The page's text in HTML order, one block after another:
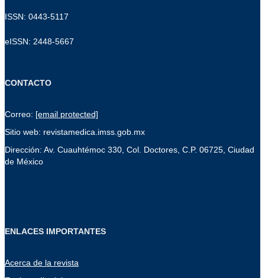
ISSN: 0443-5117
eISSN: 2448-5667
CONTACTO
Correo: [email protected]
Sitio web: revistamedica.imss.gob.mx
Dirección: Av. Cuauhtémoc 330, Col. Doctores, C.P. 06725, Ciudad
de México
ENLACES IMPORTANTES
Acerca de la revista